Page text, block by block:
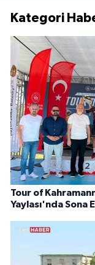
Kategori
Tour of
Yaylası'nda Sona